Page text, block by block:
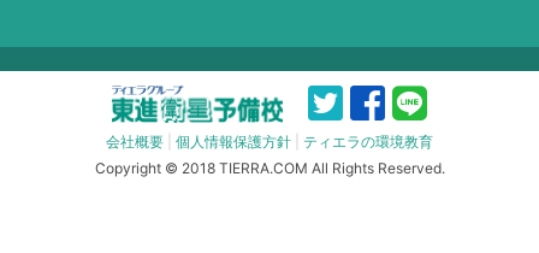
会社概要 個人情報保護方針
ティエラの環境教育
Copyright © 2018 TIERRA.COM All Rights Reserved.